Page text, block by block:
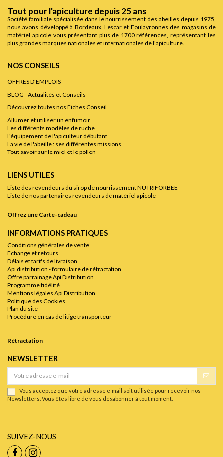
Tout pour l'apiculture depuis 25 ans
Société familiale spécialisée dans le nourrissement des abeilles depuis 1975,
nous avons développé à Bordeaux, Lescar et Foulayronnes des magasins de
matériel apicole vous présentant plus de 1700 références, représentant les
plus grandes marques nationales et internationales de l'apiculture.
NOS CONSEILS
OFFRES D'EMPLOIS
BLOG - Actualités et Conseils
Découvrez toutes nos Fiches Conseil
Allumer et utiliser un enfumoir
Les différents modèles de ruche
L'équipement de l'apiculteur débutant
La vie de l'abeille : ses différentes missions
Tout savoir sur le miel et le pollen
LIENS UTILES
Liste des revendeurs du sirop de nourrissement NUTRIFORBEE
Liste de nos partenaires revendeurs de matériel apicole
Offrez une Carte-cadeau
INFORMATIONS PRATIQUES
Conditions générales de vente
Echange et retours
Délais et tarifs de livraison
Api distribution - formulaire de rétractation
Offre parrainage Api Distribution
Programme fidélité
Mentions légales Api Distribution
Politique des Cookies
Plan du site
Procédure en cas de litige transporteur
Rétractation
NEWSLETTER
Vous acceptez que votre adresse e-mail soit utilisée pour recevoir nos
Newsletters. Vous êtes libre de vous désabonner à tout moment.
SUIVEZ-NOUS